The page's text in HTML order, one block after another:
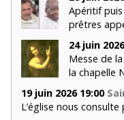
Apéritif
prêtres
24 juin
Messe de
la chapelle
19 juin 2026 19:00
L’église nous